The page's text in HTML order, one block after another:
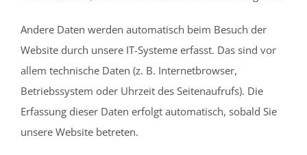
Andere Daten werden automatisch beim Besuch der
Website durch unsere IT-Systeme erfasst. Das sind vor
allem technische Daten (z. B. Internetbrowser,
Betriebssystem oder Uhrzeit des Seitenaufrufs). Die
Erfassung dieser Daten erfolgt automatisch, sobald Sie
unsere Website betreten.